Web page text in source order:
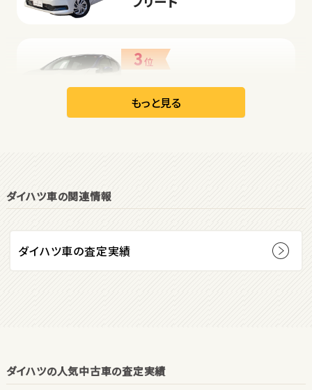
3位
日産
リーフ
ダイハツ
3位
もっと見る
ダイハツ車の関連情報
ダイハツ車の査定実績
ダイハツの人気中古車の査定実績